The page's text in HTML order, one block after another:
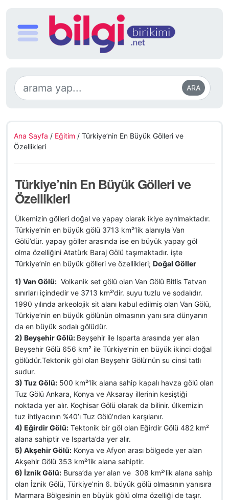
ARA
Ana Sayfa / Eğitim / Türkiye’nin En Büyük Gölleri ve
Özellikleri
Türkiye’nin En Büyük Gölleri ve
Özellikleri
Ülkemizin gölleri doğal ve yapay olarak ikiye ayrılmaktadır.
Türkiye’nin en büyük gölü 3713 km²’lik alanıyla Van
Gölü’dür. yapay göller arasında ise en büyük yapay göl
olma özelliğini Atatürk Baraj Gölü taşımaktadır. işte
Türkiye’nin en büyük gölleri ve özellikleri; Doğal Göller
1) Van Gölü: Volkanik set gölü olan Van Gölü Bitlis Tatvan
sınırları içindedir ve 3713 km²’dir. suyu tuzlu ve sodalıdır.
1990 yılında arkeolojik sit alanı kabul edilmiş olan Van Gölü,
Türkiye’nin en büyük gölünün olmasının yanı sıra dünyanın
da en büyük sodalı gölüdür.
2) Beyşehir Gölü: Beyşehir ile Isparta arasında yer alan
Beyşehir Gölü 656 km² ile Türkiye’nin en büyük ikinci doğal
gölüdür.Tektonik göl olan Beyşehir Gölü’nün su cinsi tatlı
sudur.
3) Tuz Gölü: 500 km²’lik alana sahip kapalı havza gölü olan
Tuz Gölü Ankara, Konya ve Aksaray illerinin kesiştiği
noktada yer alır. Koçhisar Gölü olarak da bilinir. ülkemizin
tuz ihtiyacının %40’ı Tuz Gölü’nden karşılanır.
4) Eğirdir Gölü: Tektonik bir göl olan Eğirdir Gölü 482 km²
alana sahiptir ve Isparta’da yer alır.
5) Akşehir Gölü: Konya ve Afyon arası bölgede yer alan
Akşehir Gölü 353 km²’lik alana sahiptir.
6) İznik Gölü: Bursa’da yer alan ve 308 km²’lik alana sahip
olan İznik Gölü, Türkiye’nin 6. büyük gölü olmasının yanısıra
Marmara Bölgesinin en büyük gölü olma özelliği de taşır.